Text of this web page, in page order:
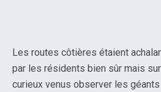
Les routes côtières étaient
par les résidents bien sûr mais
curieux venus observer les